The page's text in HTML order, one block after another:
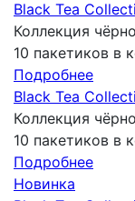
Black Tea
Коллекция
10 пакетиков в
Подробнее
Black Tea
Коллекция
10 пакетиков в
Подробнее
Новинка